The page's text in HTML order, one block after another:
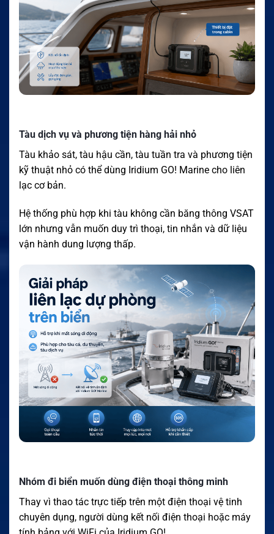
Tàu dịch vụ và phương tiện hàng hải nhỏ
Tàu khảo sát, tàu hậu cần, tàu tuần tra và phương tiện
kỹ thuật nhỏ có thể dùng Iridium GO! Marine cho liên
lạc cơ bản.
Hệ thống phù hợp khi tàu không cần băng thông VSAT
lớn nhưng vẫn muốn duy trì thoại, tin nhắn và dữ liệu
vận hành dung lượng thấp.
Nhóm đi biển muốn dùng điện thoại thông minh
Thay vì thao tác trực tiếp trên một điện thoại vệ tinh
chuyên dụng, người dùng kết nối điện thoại hoặc máy